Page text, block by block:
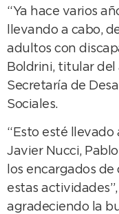
“Ya hace varios
llevando a cabo,
adultos con
Boldrini, titular del
Secretaría de
Sociales.
“Esto esté llevado
Javier Nucci,
los encargados
estas
agradeciendo la